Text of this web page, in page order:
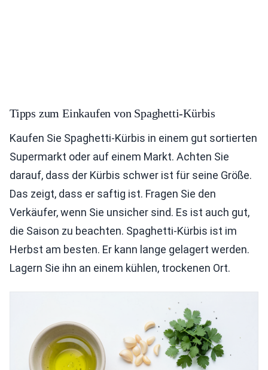
Tipps zum Einkaufen von Spaghetti-Kürbis
Kaufen Sie Spaghetti-Kürbis in einem gut sortierten
Supermarkt oder auf einem Markt. Achten Sie
darauf, dass der Kürbis schwer ist für seine Größe.
Das zeigt, dass er saftig ist. Fragen Sie den
Verkäufer, wenn Sie unsicher sind. Es ist auch gut,
die Saison zu beachten. Spaghetti-Kürbis ist im
Herbst am besten. Er kann lange gelagert werden.
Lagern Sie ihn an einem kühlen, trockenen Ort.